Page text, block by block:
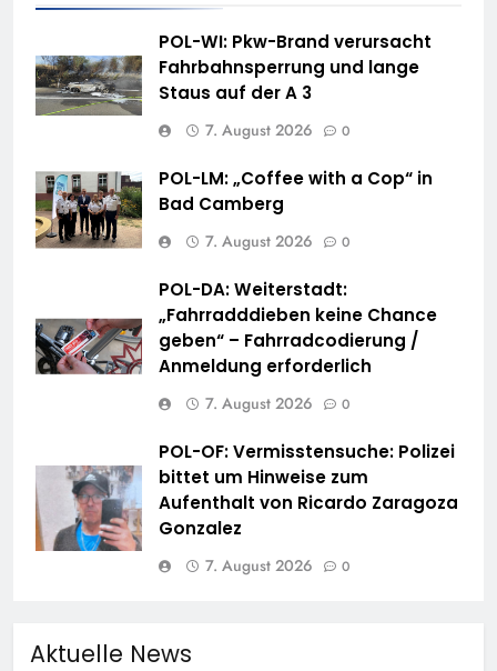
POL-WI: Pkw-Brand verursacht
Fahrbahnsperrung und lange
Staus auf der A 3
7. August 2026 0
POL-LM: „Coffee with a Cop“ in
Bad Camberg
7. August 2026 0
POL-DA: Weiterstadt:
„Fahrradddieben keine Chance
geben“ – Fahrradcodierung /
Anmeldung erforderlich
7. August 2026 0
POL-OF: Vermisstensuche: Polizei
bittet um Hinweise zum
Aufenthalt von Ricardo Zaragoza
Gonzalez
7. August 2026 0
Aktuelle News